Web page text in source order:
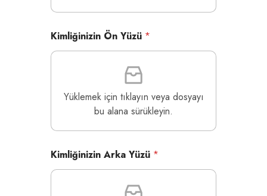
Kimliğinizin Ön Yüzü *
Yüklemek için tıklayın veya dosyayı
bu alana sürükleyin.
Kimliğinizin Arka Yüzü *